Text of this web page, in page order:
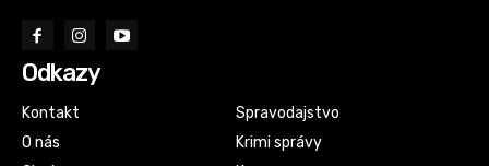
Odkazy
Kontakt
O nás
Spravodajstvo
Krimi správy